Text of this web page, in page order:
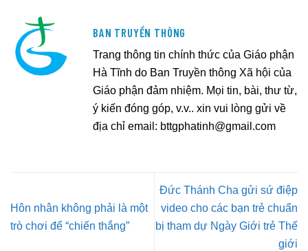
BAN TRUYỀN THÔNG
Trang thông tin chính thức của Giáo phận
Hà Tĩnh do Ban Truyền thông Xã hội của
Giáo phận đảm nhiệm. Mọi tin, bài, thư từ,
ý kiến đóng góp, v.v.. xin vui lòng gửi về
địa chỉ email: bttgphatinh@gmail.com
Hôn nhân không phải là một
trò chơi để “chiến thắng”
Đức Thánh Cha gửi sứ điệp
video cho các bạn trẻ chuẩn
bị tham dự Ngày Giới trẻ Thế
giới